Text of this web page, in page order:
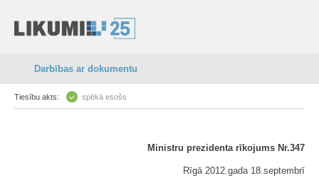
Darbības ar dokumentu
Tiesību akts: spēkā esošs
Ministru prezidenta rīkojums Nr.347
Rīgā 2012.gada 18.septembrī